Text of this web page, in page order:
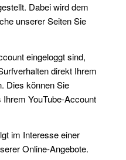
Dabei wird dem
unserer Seiten Sie
eingeloggt sind,
direkt Ihrem
Dies können Sie
YouTube-Account
im Interesse einer
Online-Angebote.